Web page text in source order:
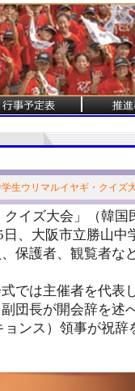
生ウリマルイヤギ・クイズ
クイズ大会」（韓
、大阪市立勝山中
保護者、観覧者な
では主催者を代表
団長が開会辞を述
ンス）領事が祝辞